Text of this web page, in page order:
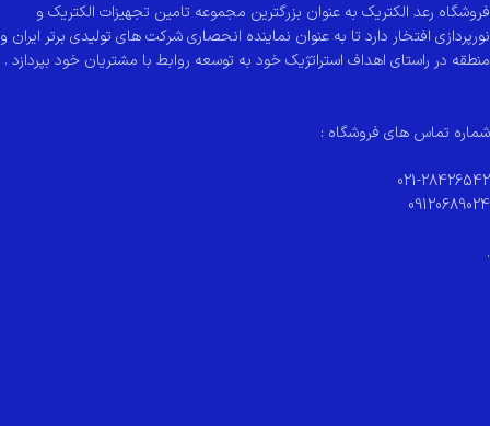
فروشگاه رعد الکتریک به عنوان بزرگترین مجموعه تامین تجهیزات الکتریک و
نورپردازی افتخار دارد تا به عنوان نماینده انحصاری شرکت های تولیدی برتر ایران و
منطقه در راستای اهداف استراتژیک خود به توسعه روابط با مشتریان خود بپردازد .
شماره تماس های فروشگاه :
021-28426542
09120689024
.